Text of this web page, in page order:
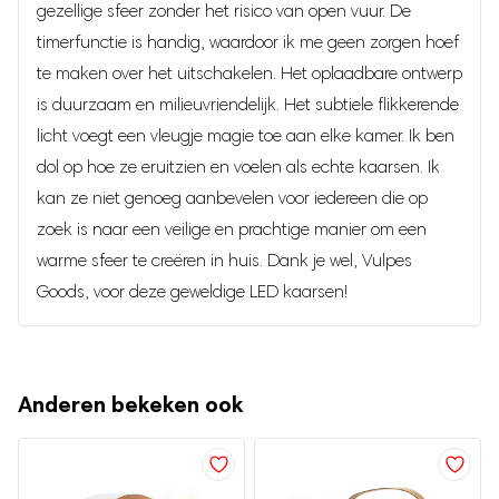
Wit, Warm Wit & RGB Kleuren
De elektrische kaarsen van Vulpes Goods® kunnen zowel
warm en koud wit licht geven, alsRGB kleuren. Je kunt
eenvoudig tussen de kleuren switchen dankzij de
afstandsbedieningdie bij de kaarsen wordt meegeleverd.
Met een druk op de knop kun je gemakkelijk kiezen tussen
(warm) wit licht of de RGB kleuren!
uniekop de markt is, hierdoor kan je zelf naar
Inclusief afstandsbediening & Slimme
gezellige sfeer zonder het risico van open vuur. De
timerfunctie is handig, waardoor ik me geen zorgen hoef
te maken over het uitschakelen. Het oplaadbare ontwerp
is duurzaam en milieuvriendelijk. Het subtiele flikkerende
licht voegt een vleugje magie toe aan elke kamer. Ik ben
dol op hoe ze eruitzien en voelen als echte kaarsen. Ik
kan ze niet genoeg aanbevelen voor iedereen die op
zoek is naar een veilige en prachtige manier om een
warme sfeer te creëren in huis. Dank je wel, Vulpes
Goods, voor deze geweldige LED kaarsen!
Je waardering
Je beoordeling *
Naam
Mijn naam, e-mail en site opslaan in deze
browser voor de volgende keer wanneer ik een
Anderen bekeken ook